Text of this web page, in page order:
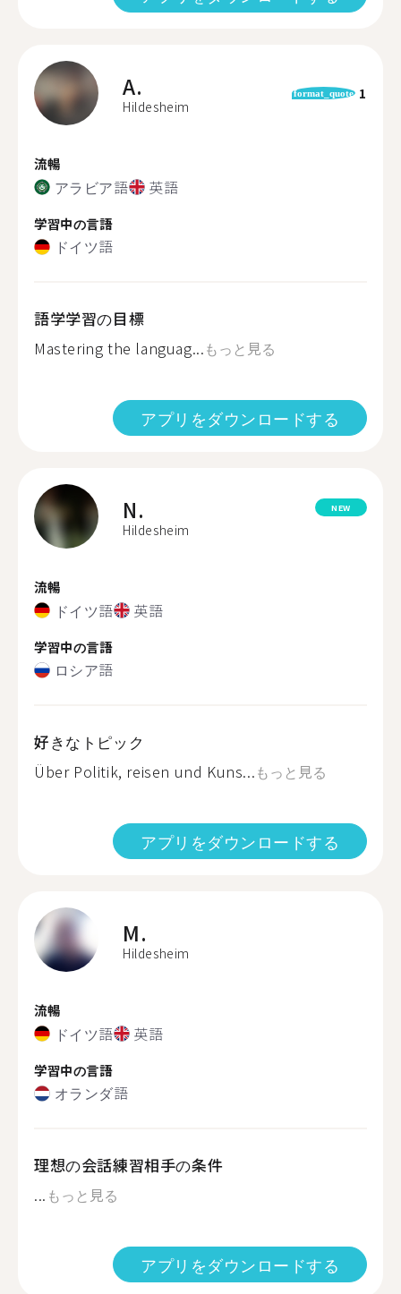
A.
Hildesheim
format_quote 1
流暢
アラビア語 英語
学習中の言語
ドイツ語
語学学習の目標
Mastering the languag...もっと見る
アプリをダウンロードする
N.
Hildesheim
NEW
流暢
ドイツ語 英語
学習中の言語
ロシア語
好きなトピック
Über Politik, reisen und Kuns...もっと見る
アプリをダウンロードする
M.
Hildesheim
流暢
ドイツ語 英語
学習中の言語
オランダ語
理想の会話練習相手の条件
... もっと見る
アプリをダウンロードする